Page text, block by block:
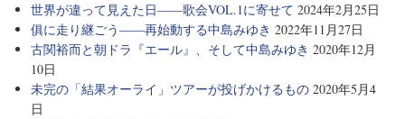
世界が違って見えた日――歌会VOL.1に寄せて 2024年2月25日
俱に走り継ごう――再始動する中島みゆき 2022年11月27日
古関裕而と朝ドラ『エール』、そして中島みゆき 2020年12月
10日
未完の「結果オーライ」ツアーが投げかけるもの 2020年5月4
日